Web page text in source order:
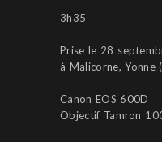
3h35
Prise le 28
à Malicorne, Yonne
Canon EOS 600D
Objectif Tamron